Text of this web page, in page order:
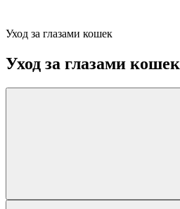
Уход за глазами кошек
Уход за глазами кошек